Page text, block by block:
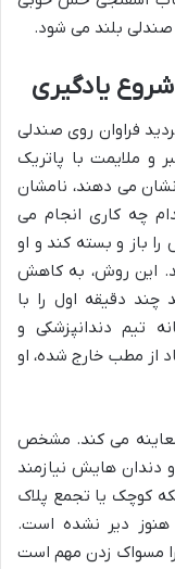
بلند می شود.
یادگیری
فراوان روی صندلی
و ملایمت با پاتریک
نشان می دهند، نامشان
چه کاری انجام می
باز و بسته کند و او
این روش، به کاهش
دقیقه اول را با
تیم دندانپزشکی و
از مطب خارج شده، او
می کند. مشخص
دندان هایش نیازمند
کوچک یا تجمع پلاک
دیر نشده است.
مسواک زدن مهم است